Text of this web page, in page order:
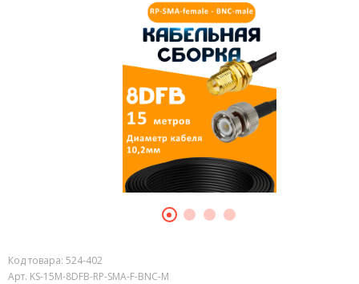
Код товара: 524-402
Арт. KS-15M-8DFB-RP-SMA-F-BNC-M